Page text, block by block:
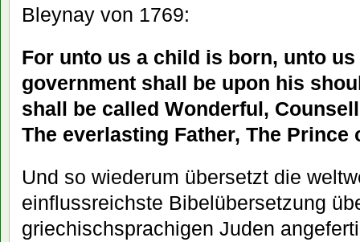
Bleynay von 1769:
For unto us a child is born, unto
government shall be upon his
shall be called Wonderful,
The everlasting Father, The Prince
Und so wiederum übersetzt die
einflussreichste Bibelübersetzung
griechischsprachigen Juden